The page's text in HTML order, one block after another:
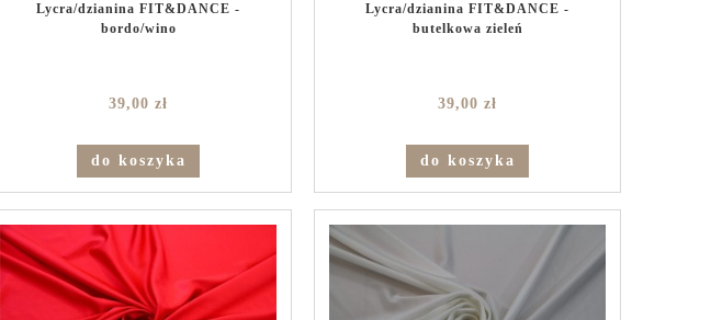
Lycra/dzianina FIT&DANCE -
bordo/wino
39,00 zł
do koszyka
Lycra/dzianina FIT&DANCE -
butelkowa zieleń
39,00 zł
do koszyka